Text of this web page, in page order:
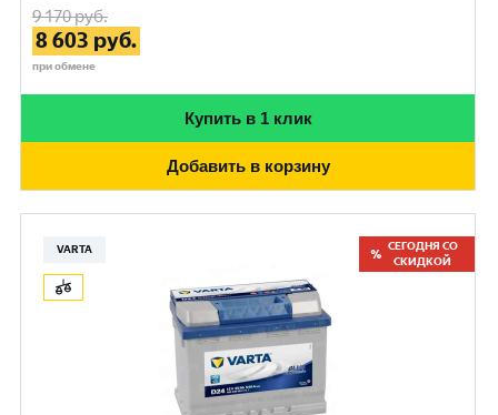
9 170руб.
8 603 руб.
при обмене
Купить в 1 клик
Добавить в корзину
VARTA
СЕГОДНЯ СО
СКИДКОЙ